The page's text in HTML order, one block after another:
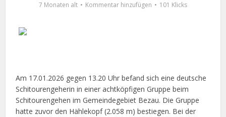
7 Monaten alt Kommentar hinzufügen 101 Klicks
Am 17.01.2026 gegen 13.20 Uhr befand sich eine deutsche
Schitourengeherin in einer achtköpfigen Gruppe beim
Schitourengehen im Gemeindegebiet Bezau. Die Gruppe
hatte zuvor den Hählekopf (2.058 m) bestiegen. Bei der